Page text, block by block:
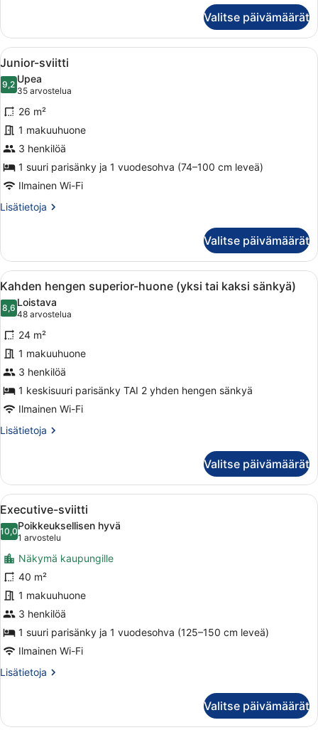
Room
Valitse päivämäärät
Avaa
kaikki
huonetyypin
Junior-
sviitti
kuvat
Hotellihuone, jossa on sänky,
5
Junior-sviitti
9,29,2 kautta 10
Upea
35 arvostelua
(35
arvostelua)
26 m²
1 makuuhuone
3 henkilöä
1 suuri parisänky ja 1 vuodesohva (74–100 cm leveä)
Ilmainen Wi-Fi
Lisätietoja
Lisätietoja
Valitse päivämäärät
Avaa
kaikki
huonetyypin
Kahden
hengen
superior-
huone
(yksi
tai
kaksi
sänkyä)
Hotellihuone, jossa on suuri
6
Kahden hengen superior-huone (yksi tai kaksi sänkyä)
8,68,6 kautta 10
Loistava
48 arvostelua
(48
arvostelua)
24 m²
1 makuuhuone
3 henkilöä
1 keskisuuri parisänky TAI 2 yhden hengen sänkyä
Ilmainen Wi-Fi
Lisätietoja
Lisätietoja
superior-
huone
(yksi
kaksi
sänkyä)
Valitse päivämäärät
Avaa
kaikki
huonetyypin
Executive-
sviitti
kuvat
Moderni hotellihuone, jossa on
3
Executive-sviitti
10,010,0 kautta 10
Poikkeuksellisen hyvä
1 arvostelu
(1
arvostelu)
Näkymä kaupungille
40 m²
1 makuuhuone
3 henkilöä
1 suuri parisänky ja 1 vuodesohva (125–150 cm leveä)
Ilmainen Wi-Fi
Lisätietoja
Lisätietoja
Valitse päivämäärät